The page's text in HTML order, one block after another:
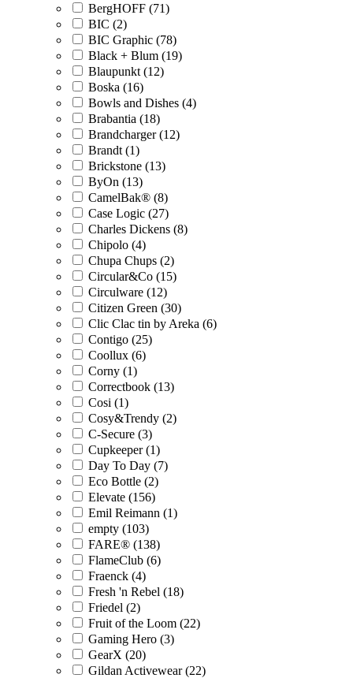
BergHOFF (71)
BIC (2)
BIC Graphic (78)
Black + Blum (19)
Blaupunkt (12)
Boska (16)
Bowls and Dishes (4)
Brabantia (18)
Brandcharger (12)
Brandt (1)
Brickstone (13)
ByOn (13)
CamelBak® (8)
Case Logic (27)
Charles Dickens (8)
Chipolo (4)
Chupa Chups (2)
Circular&Co (15)
Circulware (12)
Citizen Green (30)
Clic Clac tin by Areka (6)
Contigo (25)
Coollux (6)
Corny (1)
Correctbook (13)
Cosi (1)
Cosy&Trendy (2)
C-Secure (3)
Cupkeeper (1)
Day To Day (7)
Eco Bottle (2)
Elevate (156)
Emil Reimann (1)
empty (103)
FARE® (138)
FlameClub (6)
Fraenck (4)
Fresh 'n Rebel (18)
Friedel (2)
Fruit of the Loom (22)
Gaming Hero (3)
GearX (20)
Gildan Activewear (22)